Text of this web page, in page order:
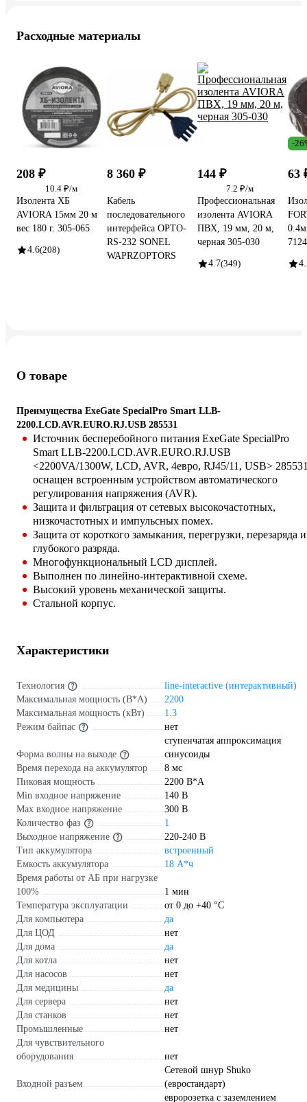
Расходные материалы
208 ₽
10.4 ₽/м
Изолента ХБ
AVIORA 15мм 20 м
вес 180 г. 305-065
4.6(208)
8 360 ₽
Кабель
последовательного
интерфейса OPTO-
RS-232 SONEL
WAPRZOPTORS
144 ₽
7.2 ₽/м
Профессиональная
изолента AVIORA
ПВХ, 19 мм, 20 м,
черная 305-030
4.7(349)
-
63
О товаре
Преимущества ExeGate SpecialPro Smart LLB-
2200.LCD.AVR.EURO.RJ.USB 285531
Источник бесперебойного питания ExeGate SpecialPro
Smart LLB-2200.LCD.AVR.EURO.RJ.USB
<2200VA/1300W, LCD, AVR, 4евро, RJ45/11, USB>
оснащен встроенным устройством автоматического
регулирования напряжения (AVR).
Защита и фильтрация от сетевых высокочастотных,
низкочастотных и импульсных помех.
Защита от короткого замыкания, перегрузки, перезаряда и
глубокого разряда.
Многофункциональный LCD дисплей.
Выполнен по линейно-интерактивной схеме.
Высокий уровень механической защиты.
Стальной корпус.
Характеристики
Технология
line-interactive (интерактивный)
Максимальная мощность (В*А)
2200
Максимальная мощность (кВт)
1.3
Режим байпас
нет
Форма волны на выходе
ступенчатая аппроксимация
синусоиды
Время перехода на аккумулятор
8 мс
Пиковая мощность
2200 В*А
Min входное напряжение
140 В
Max входное напряжение
300 В
Количество фаз
1
Выходное напряжение
220-240 В
Тип аккумулятора
встроенный
Емкость аккумулятора
18 А*ч
Время работы от АБ при нагрузке
100%
1 мин
Температура эксплуатации
от 0 до +40 °С
Для компьютера
да
Для ЦОД
нет
Для дома
да
Для котла
нет
Для насосов
нет
Для медицины
да
Для сервера
нет
Для станков
нет
Промышленные
нет
Для чувствительного
оборудования
нет
Входной разъем
Сетевой шнур Shuko
(евростандарт)
евророзетка с заземлением